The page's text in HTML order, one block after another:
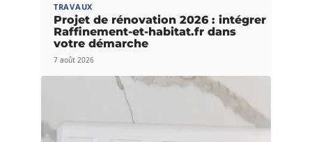
TRAVAUX
Projet de rénovation 2026 : intégrer
Raffinement-et-habitat.fr dans
votre démarche
7 août 2026